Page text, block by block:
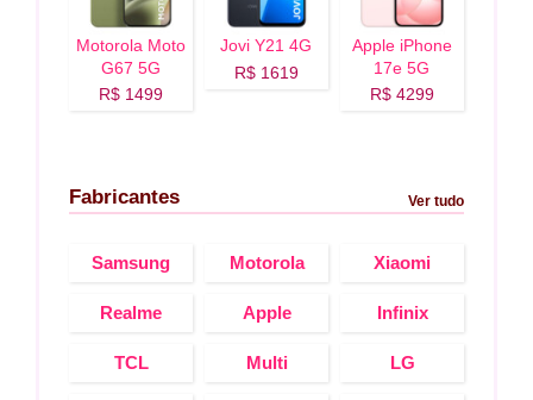
Motorola Moto
G67 5G
R$ 1499
Jovi Y21 4G
R$ 1619
Apple iPhone
17e 5G
R$ 4299
Fabricantes Ver tudo
Samsung Motorola Xiaomi
Realme Apple Infinix
TCL Multi LG